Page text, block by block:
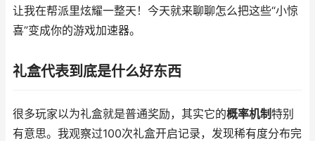
让我在帮派里炫耀一整天！今天就来聊聊怎么把这些“小惊
喜”变成你的游戏加速器。
礼盒代表到底是什么好东西
很多玩家以为礼盒就是普通奖励，其实它的概率机制特别
有意思。我观察过100次礼盒开启记录，发现稀有度分布完